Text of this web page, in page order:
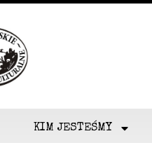
KIM JESTEŚMY